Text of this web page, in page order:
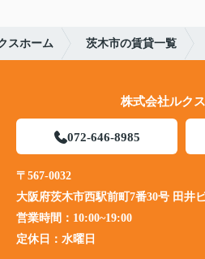
スホーム 茨木市の賃貸一覧
株式会社ルク
072-646-8985
〒567-0032
大阪府茨木市西駅前町7番30号 田井
営業時間： 10:00~19:00
定休日： 水曜日